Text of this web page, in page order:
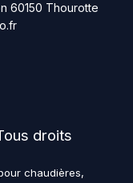
60150 Thourotte
droits
chaudières,